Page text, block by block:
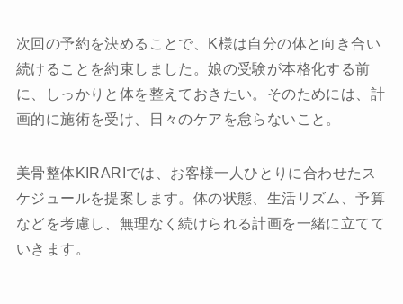
次回の予約を決めることで、K様は自分の体と向き合い
続けることを約束しました。娘の受験が本格化する前
に、しっかりと体を整えておきたい。そのためには、計
画的に施術を受け、日々のケアを怠らないこと。
美骨整体KIRARIでは、お客様一人ひとりに合わせたス
ケジュールを提案します。体の状態、生活リズム、予算
などを考慮し、無理なく続けられる計画を一緒に立てて
いきます。